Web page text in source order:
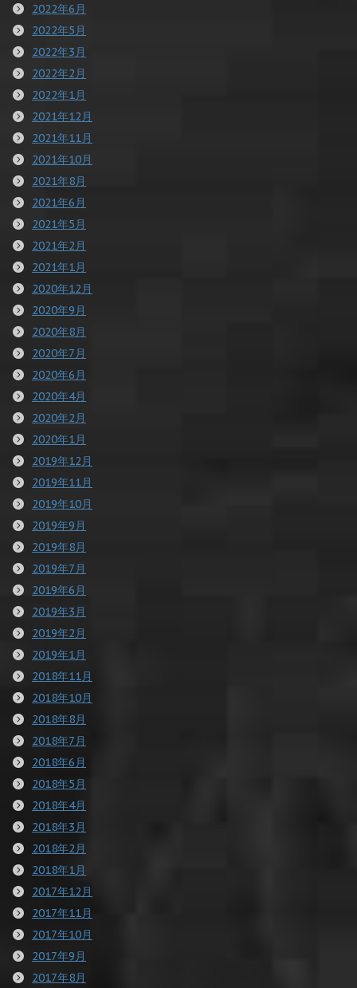
2022年6月
2022年5月
2022年3月
2022年2月
2022年1月
2021年12月
2021年11月
2021年10月
2021年8月
2021年6月
2021年5月
2021年2月
2021年1月
2020年12月
2020年9月
2020年8月
2020年7月
2020年6月
2020年4月
2020年2月
2020年1月
2019年12月
2019年11月
2019年10月
2019年9月
2019年8月
2019年7月
2019年6月
2019年3月
2019年2月
2019年1月
2018年11月
2018年10月
2018年8月
2018年7月
2018年6月
2018年5月
2018年4月
2018年3月
2018年2月
2018年1月
2017年12月
2017年11月
2017年10月
2017年9月
2017年8月